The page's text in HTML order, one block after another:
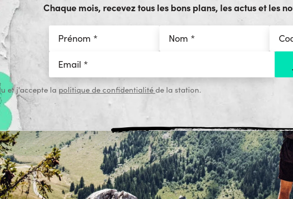
Chaque mois, recevez tous les bons plans, les actus et les
et j'accepte la politique de confidentialité de la station.